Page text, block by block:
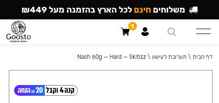
דף הבית \ תערובת לעישון \
Nash 60g — Hard — Skitlzz
משלוחים חינם לכל הארץ בהזמנה מעל ₪449
1